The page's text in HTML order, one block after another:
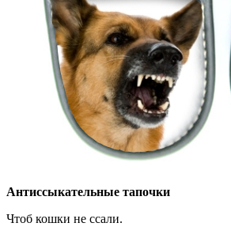
Антиссыкательные тапочки
Чтоб кошки не ссали.